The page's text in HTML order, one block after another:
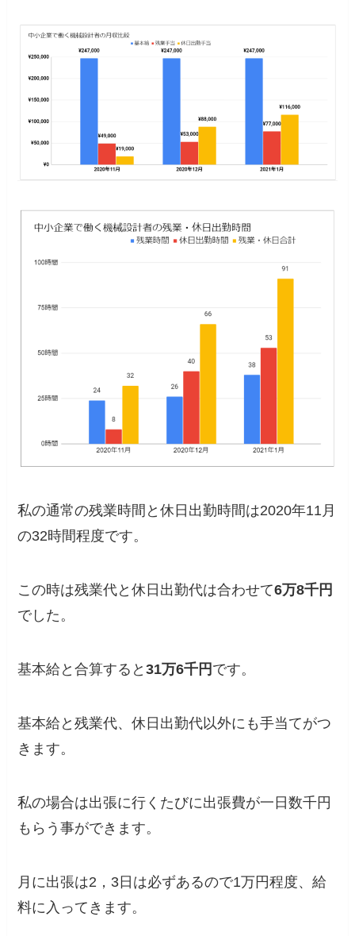
私の通常の残業時間と休日出勤時間は2020年11月
の32時間程度です。
この時は残業代と休日出勤代は合わせて6万8千円
でした。
基本給と合算すると31万6千円 です。
基本給と残業代、休日出勤代以外にも手当てがつ
きます。
私の場合は出張に行くたびに出張費が一日数千円
もらう事ができます。
月に出張は2，3日は必ずあるので1万円程度、給
料に入ってきます。